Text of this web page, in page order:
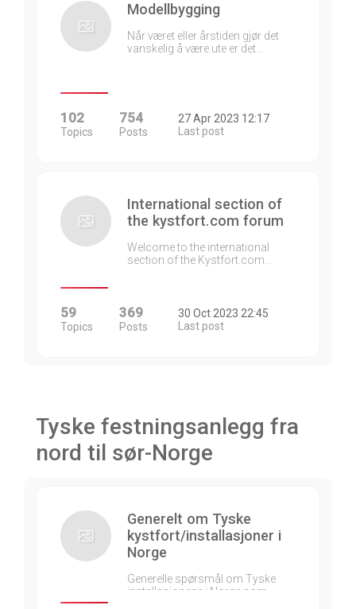
Modellbygging
Når været eller årstiden gjør det
vanskelig å være ute er det…
102
Topics
754
Posts
27 Apr 2023 12:17
Last post
International section of
the kystfort.com forum
Welcome to the international
section of the Kystfort.com…
59
Topics
369
Posts
30 Oct 2023 22:45
Last post
Tyske festningsanlegg fra
nord til sør-Norge
Generelt om Tyske
kystfort/installasjoner i
Norge
Generelle spørsmål om Tyske
installasjonene i Norge som…